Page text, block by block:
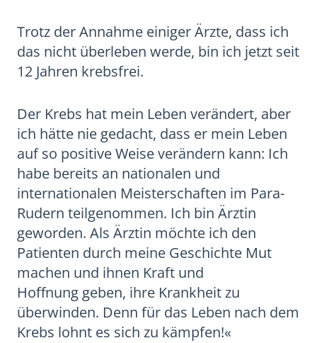
Trotz der Annahme einiger Ärzte, dass ich
das nicht überleben werde, bin ich jetzt seit
12 Jahren krebsfrei.
Der Krebs hat mein Leben verändert, aber
ich hätte nie gedacht, dass er mein Leben
auf so positive Weise verändern kann: Ich
habe bereits an nationalen und
internationalen Meisterschaften im Para-
Rudern teilgenommen. Ich bin Ärztin
geworden. Als Ärztin möchte ich den
Patienten durch meine Geschichte Mut
machen und ihnen Kraft und
Hoffnung geben, ihre Krankheit zu
überwinden. Denn für das Leben nach dem
Krebs lohnt es sich zu kämpfen!«